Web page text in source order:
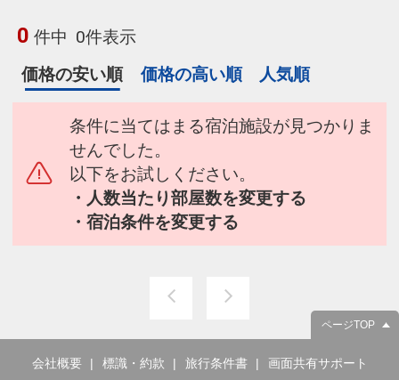
0 件中 0件表示
価格の安い順
価格の高い順 人気順
条件に当てはまる宿泊施設が見つかりま
せんでした。
以下をお試しください。
・人数当たり部屋数を変更する
・宿泊条件を変更する
ページTOP
会社概要 標識・約款 旅行条件書 画面共有サポート